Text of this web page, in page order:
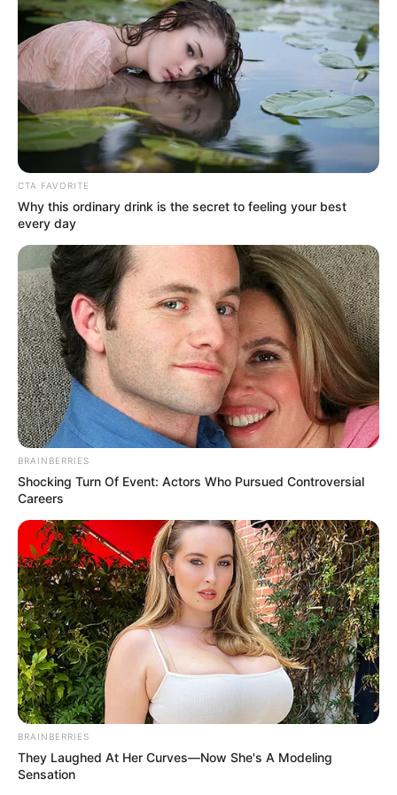
–, és mint elmondta, a kampányidőszak alatt éppen
az ő hiányuk fájt neki a legjobban.
„Nagyon keveset tudtam velük lenni” – mondta,
hozzátéve, hogy amikor valaki „a semmiből az
ország vezetésére vállalkozik”, az teljesen
felforgatja az életét.
Ez a mondat jól mutatja: a győzelem mögött
CTA FAVORITE
Why this ordinary drink is the secret to feeling your best
every day
BRAINBERRIES
Shocking Turn Of Event: Actors Who Pursued Controversial
Careers
BRAINBERRIES
They Laughed At Her Curves—Now She's A Modeling
Sensation